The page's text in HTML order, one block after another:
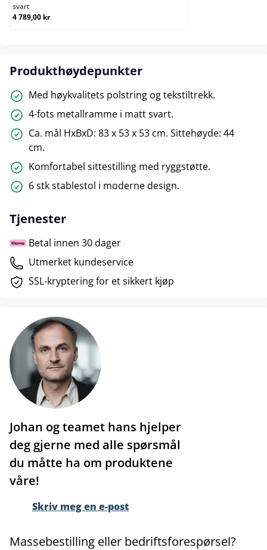
svart
4 789,00 kr
Produkthøydepunkter
Med høykvalitets polstring og tekstiltrekk.
4-fots metallramme i matt svart.
Ca. mål HxBxD: 83 x 53 x 53 cm. Sittehøyde: 44
cm.
Komfortabel sittestilling med ryggstøtte.
6 stk stablestol i moderne design.
Tjenester
Betal innen 30 dager
Utmerket kundeservice
SSL-kryptering for et sikkert kjøp
Johan og teamet hans hjelper
deg gjerne med alle spørsmål
du måtte ha om produktene
våre!
Skriv meg en e-post
Massebestilling eller bedriftsforespørsel?